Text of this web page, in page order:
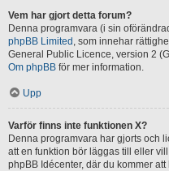
Vem har gjort detta forum?
Denna programvara (i sin
phpBB Limited , som innehar
General Public Licence, version 2
Om phpBB för mer information.
Upp
Varför finns inte funktionen X?
Denna programvara har gjorts och
att en funktion bör läggas till eller
phpBB Idécenter, där du kommer